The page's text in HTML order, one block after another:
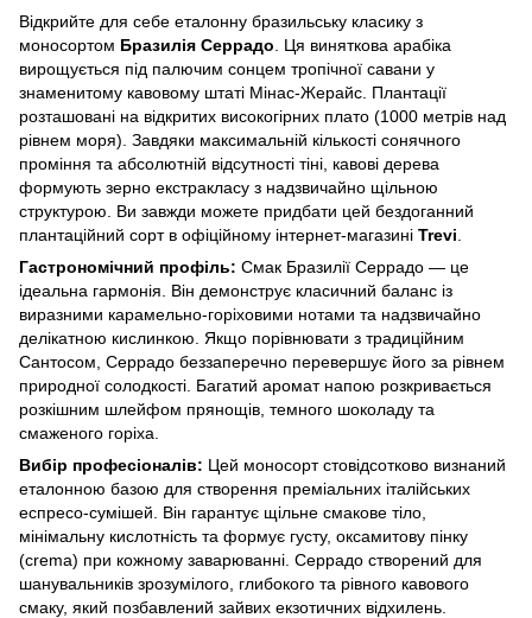
Відкрийте для себе еталонну бразильську класику з
моносортом Бразилія Серрадо . Ця виняткова арабіка
вирощується під палючим сонцем тропічної савани у
знаменитому кавовому штаті Мінас-Жерайс. Плантації
розташовані на відкритих високогірних плато (1000 метрів над
рівнем моря). Завдяки максимальній кількості сонячного
проміння та абсолютній відсутності тіні, кавові дерева
формують зерно екстракласу з надзвичайно щільною
структурою. Ви завжди можете придбати цей бездоганний
плантаційний сорт в офіційному інтернет-магазині Trevi
Гастрономічний профіль: Смак Бразилії Серрадо — це
ідеальна гармонія. Він демонструє класичний баланс із
виразними карамельно-горіховими нотами та надзвичайно
делікатною кислинкою. Якщо порівнювати з традиційним
Сантосом, Серрадо беззаперечно перевершує його за рівнем
природної солодкості. Багатий аромат напою розкривається
розкішним шлейфом прянощів, темного шоколаду та
смаженого горіха.
Вибір професіоналів: Цей моносорт стовідсотково визнаний
еталонною базою для створення преміальних італійських
еспресо-сумішей. Він гарантує щільне смакове тіло,
мінімальну кислотність та формує густу, оксамитову пінку
(crema) при кожному заварюванні. Серрадо створений для
шанувальників зрозумілого, глибокого та рівного кавового
смаку, який позбавлений зайвих екзотичних відхилень.